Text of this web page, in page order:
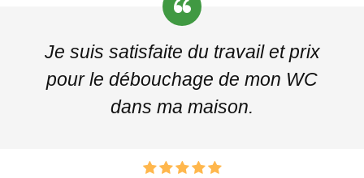
Je suis satisfaite du travail et prix
pour le débouchage de mon WC
dans ma maison.